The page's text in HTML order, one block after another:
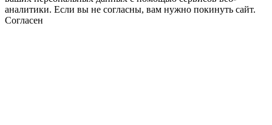
аналитики. Если вы не согласны, вам нужно покинуть сайт.
Согласен